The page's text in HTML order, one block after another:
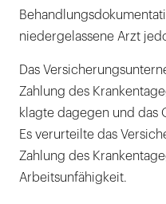
niedergelassene Arzt
Das
Zahlung des
klagte dagegen und das
Es verurteilte das
Zahlung des
Arbeitsunfähigkeit.